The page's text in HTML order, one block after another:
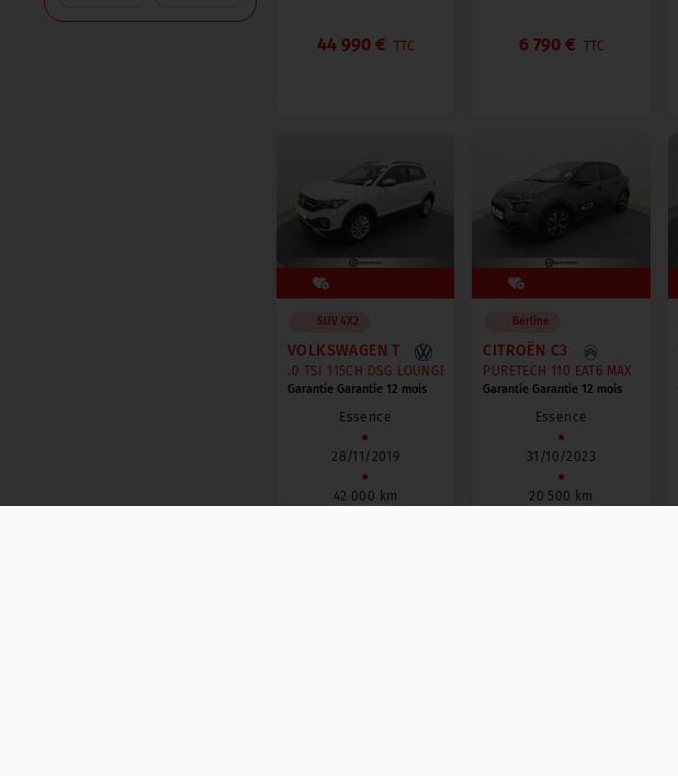
44 990 € TTC 6 790 € TTC
SUV 4X2
VOLKSWAGEN T
1.0 TSI 115CH DSG LOUNGE BUSINESS
Garantie Garantie 12 mois
Essence
●
28/11/2019
●
42 000 km
Berline
CITROËN C3
PURETECH 110 EAT6 MAX
Garantie Garantie 12 mois
Essence
●
31/10/2023
●
20 500 km